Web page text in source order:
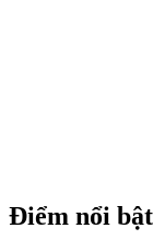
Điểm nổi bật